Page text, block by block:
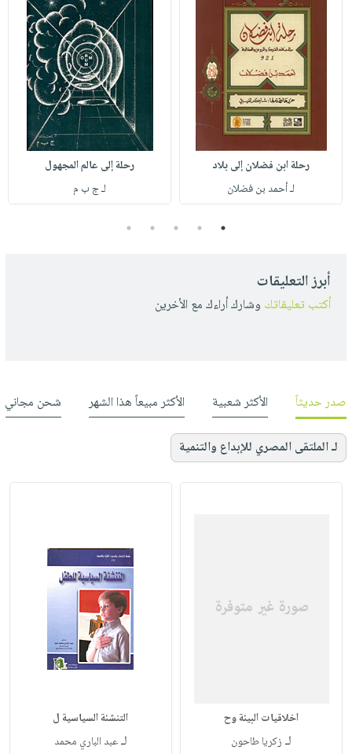
رحلة ابن فضلان إلى بلاد
لـ أحمد بن فضلان
رحلة إلى عالم المجهول
لـ ج ب م
1
2
3
4
5
أبرز التعليقات
أكتب تعليقاتك وشارك أراءك مع الأخرين
صدر حديثاً الأكثر شعبية الأكثر مبيعاً هذا الشهر شحن مجاني
لـ الملتقى المصري للإبداع والتنمية
اخلاقيات البيئة وح
لـ زكريا طاحون
التنشئة السياسية ل
لـعبد الباري محمد